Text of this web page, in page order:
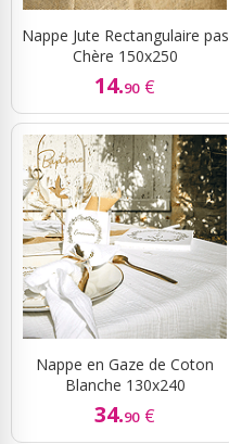
Nappe Jute Rectangulaire pas
Chère 150x250
14.90 €
Nappe en Gaze de Coton
Blanche 130x240
34.90 €